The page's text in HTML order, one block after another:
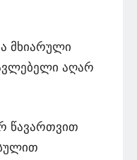
მხიარული
აღარ
წავართვით